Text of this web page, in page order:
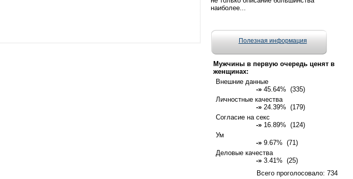
наиболее...
Полезная информация
Мужчины в первую очередь ценят в
женщинах:
Внешние данные
-» 45.64% (335)
Личностные качества
-» 24.39% (179)
Согласие на секс
-» 16.89% (124)
Ум
-» 9.67% (71)
Деловые качества
-» 3.41% (25)
Всего проголосовало: 734